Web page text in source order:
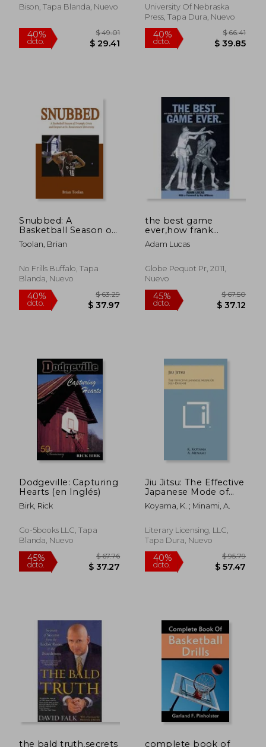
45%
dcto. $ 14.39
40%
dcto.
Bison, Tapa Blanda, Nuevo
40%
$ 29.41
(en Inglés)
University Of Nebraska
Press, Tapa Dura, Nuevo
40%
Snubbed: A
Basketball Season of
Triumph, Crisis and
Despair at St.
University (en Inglés)
Toolan, Brian
No Frills Buffalo, Tapa
Blanda, Nuevo
40%
the best game
ever,how frank
mcguire`s `57 tar
heels beat wilt and
college basketball
Adam Lucas
Globe Pequot Pr, 2011,
Nuevo
45%
Dodgeville: Capturing
Hearts (en Inglés)
Birk, Rick
Go-5books LLC, Tapa
Blanda, Nuevo
Jiu Jitsu: The Effective
Japanese Mode of
Self-Defense (en
Inglés)
Koyama, K. ; Minami, A.
Literary Licensing, LLC,
Tapa Dura, Nuevo
the bald truth,secrets complete book of